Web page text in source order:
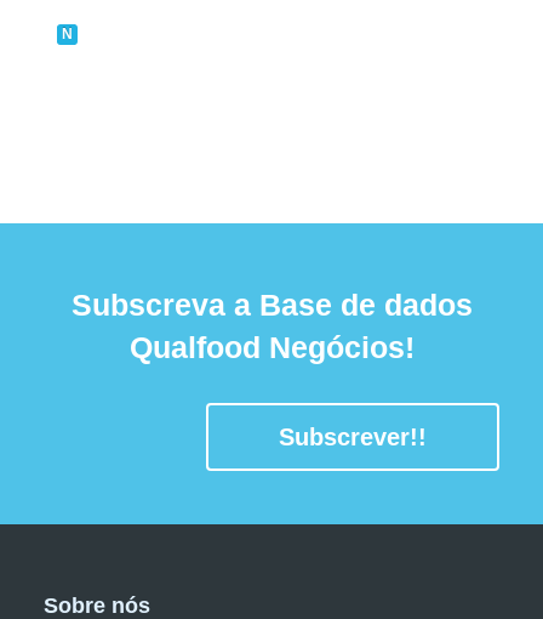
N
Subscreva a Base de dados
Qualfood Negócios!
Subscrever!!
Sobre nós